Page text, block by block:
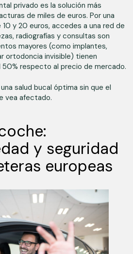
privado es la solución más
de miles de euros. Por una
y 20 euros, accedes a una red de
radiografías y consultas son
mayores (como implantes,
ortodoncia invisible) tienen
respecto al precio de mercado.
salud bucal óptima sin que el
vea afectado.
y seguridad
europeas